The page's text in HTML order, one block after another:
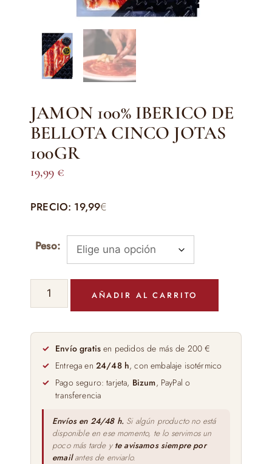
JAMON 100% IBERICO DE
BELLOTA CINCO JOTAS
100GR
19,99 €
PRECIO: 19,99€
Peso:
JAMON
100%
DE
BELLOTA
CINCO
JOTAS
100GR
cantidad
AÑADIR AL CARRITO
Envío gratis en pedidos de más de 200 €
Entrega en 24/48 h, con embalaje isotérmico
Pago seguro: tarjeta, Bizum, PayPal o
transferencia
Envíos en 24/48 h. Si algún producto no está
disponible en ese momento, te lo servimos un
poco más tarde y te avisamos siempre por
emailantes de enviarlo.